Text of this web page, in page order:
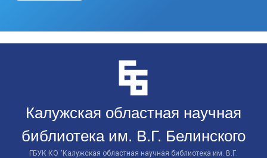
Калужская областная научная
библиотека им. В.Г. Белинского
ГБУК КО "Калужская областная научная библиотека им. В.Г.